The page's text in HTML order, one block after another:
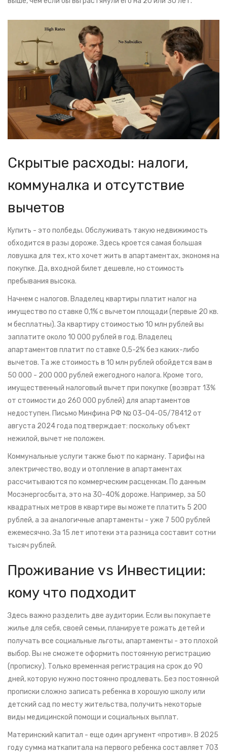
Скрытые расходы: налоги,
коммуналка и отсутствие
вычетов
Купить - это полбеды. Обслуживать такую недвижимость
обходится в разы дороже. Здесь кроется самая большая
ловушка для тех, кто хочет жить в апартаментах, экономя на
покупке. Да, входной билет дешевле, но стоимость
пребывания высока.
Начнем с налогов. Владелец квартиры платит налог на
имущество по ставке 0,1% с вычетом площади (первые 20 кв.
м бесплатны). За квартиру стоимостью 10 млн рублей вы
заплатите около 10 000 рублей в год. Владелец
апартаментов платит по ставке 0,5-2% без каких-либо
вычетов. Та же стоимость в 10 млн рублей обойдется вам в
50 000 - 200 000 рублей ежегодного налога. Кроме того,
имущественный налоговый вычет при покупке (возврат 13%
от стоимости до 260 000 рублей) для апартаментов
недоступен. Письмо Минфина РФ № 03-04-05/78412 от
августа 2024 года подтверждает: поскольку объект
нежилой, вычет не положен.
Коммунальные услуги также бьют по карману. Тарифы на
электричество, воду и отопление в апартаментах
рассчитываются по коммерческим расценкам. По данным
Мосэнергосбыта, это на 30-40% дороже. Например, за 50
квадратных метров в квартире вы можете платить 5 200
рублей, а за аналогичные апартаменты - уже 7 500 рублей
ежемесячно. За 15 лет ипотеки эта разница составит сотни
тысяч рублей.
Проживание vs Инвестиции:
кому что подходит
Здесь важно разделить две аудитории. Если вы покупаете
жилье для себя, своей семьи, планируете рожать детей и
получать все социальные льготы, апартаменты - это плохой
выбор. Вы не сможете оформить постоянную регистрацию
(прописку). Только временная регистрация на срок до 90
дней, которую нужно постоянно продлевать. Без постоянной
прописки сложно записать ребенка в хорошую школу или
детский сад по месту жительства, получить некоторые
виды медицинской помощи и социальных выплат.
Материнский капитал - еще один аргумент «против». В 2025
году сумма маткапитала на первого ребенка составляет 703